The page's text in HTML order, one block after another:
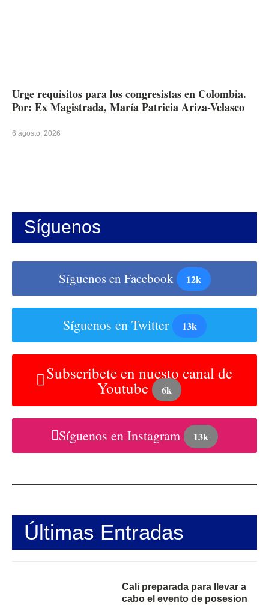
Urge requisitos para los congresistas en Colombia.
Por: Ex Magistrada, María Patricia Ariza-Velasco
6 agosto, 2026
Síguenos
Síguenos en Facebook 12k
Síguenos en Twitter 13k
Subscribete en nuesto canal de
Youtube 6k
Síguenos en Instagram 13k
Últimas Entradas
Cali preparada para llevar a
cabo el evento de posesion